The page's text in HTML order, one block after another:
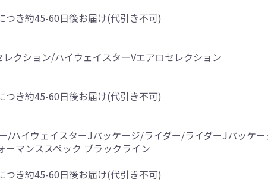
き約45-60日後お届け(代引き不可)
クション/ハイウェイスターVエアロセレクション
き約45-60日後お届け(代引き不可)
/ハイウェイスターJパッケージ/ライダー/ライダーJパッケ
マンススペック ブラックライン
き約45-60日後お届け(代引き不可)